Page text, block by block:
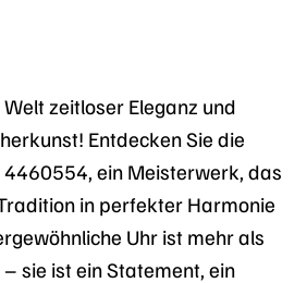
zeitloser Eleganz und
Entdecken Sie die
4460554, ein Meisterwerk, das
in perfekter Harmonie
Uhr ist mehr als
sie ist ein Statement, ein